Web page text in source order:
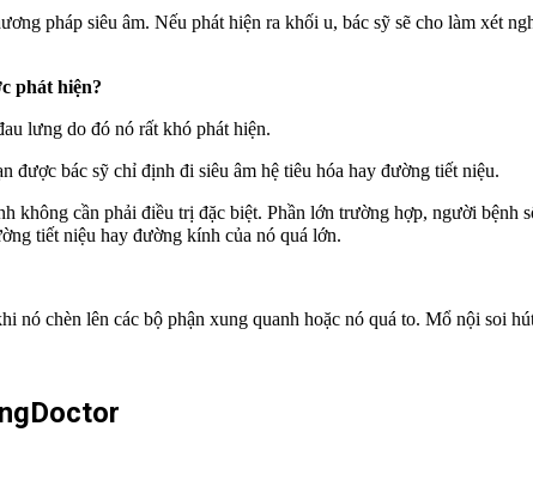
siêu âm. Nếu phát hiện ra khối u, bác sỹ sẽ cho làm xét
phát hiện?
do đó nó rất khó phát hiện.
bác sỹ chỉ định đi siêu âm hệ tiêu hóa hay đường tiết niệu.
cần phải điều trị đặc biệt. Phần lớn trường hợp, người bệnh
tiết niệu hay đường kính của nó quá lớn.
lên các bộ phận xung quanh hoặc nó quá to. Mổ nội soi hút